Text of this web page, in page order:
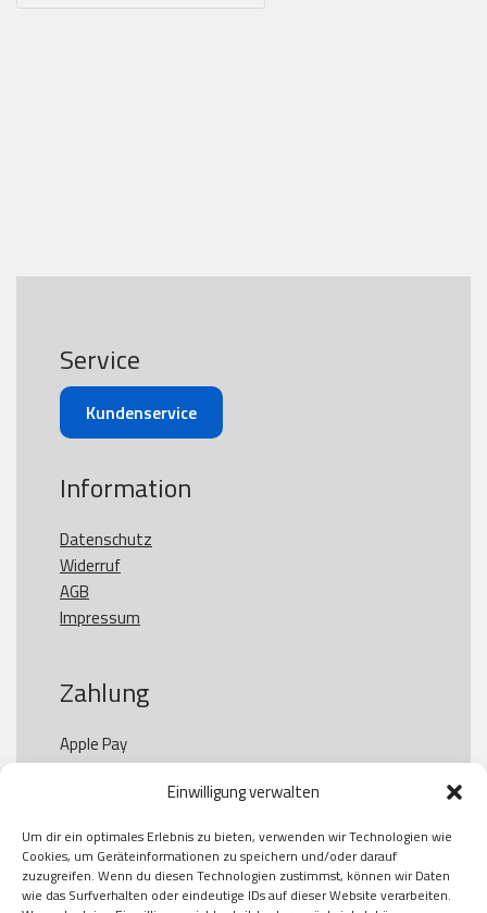
Einwilligung verwalten
Um dir ein optimales Erlebnis zu bieten, verwenden wir Technologien wie
Cookies, um Geräteinformationen zu speichern und/oder darauf
zuzugreifen. Wenn du diesen Technologien zustimmst, können wir Daten
wie das Surfverhalten oder eindeutige IDs auf dieser Website verarbeiten.
Service
Kundenservice
Information
Datenschutz
Widerruf
AGB
Impressum
Zahlung
Apple Pay
Paypal
Kauf auf Rechung
Klarna
American Express